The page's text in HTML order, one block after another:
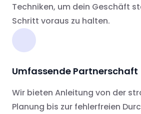
Techniken, um dein Geschäft
Schritt voraus zu halten.
Umfassende Partnerschaft
Wir bieten Anleitung von der
Planung bis zur fehlerfreien